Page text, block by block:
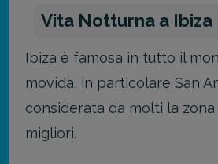
Vita Notturna a Ibiza
Ibiza è famosa in tutto il
movida, in particolare San
considerata da molti la
migliori.